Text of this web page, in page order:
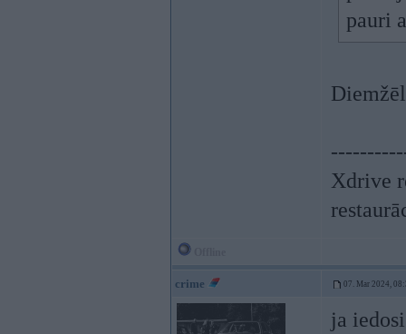
pauri
Xdrive
crime 07. Mar 2024,
ja